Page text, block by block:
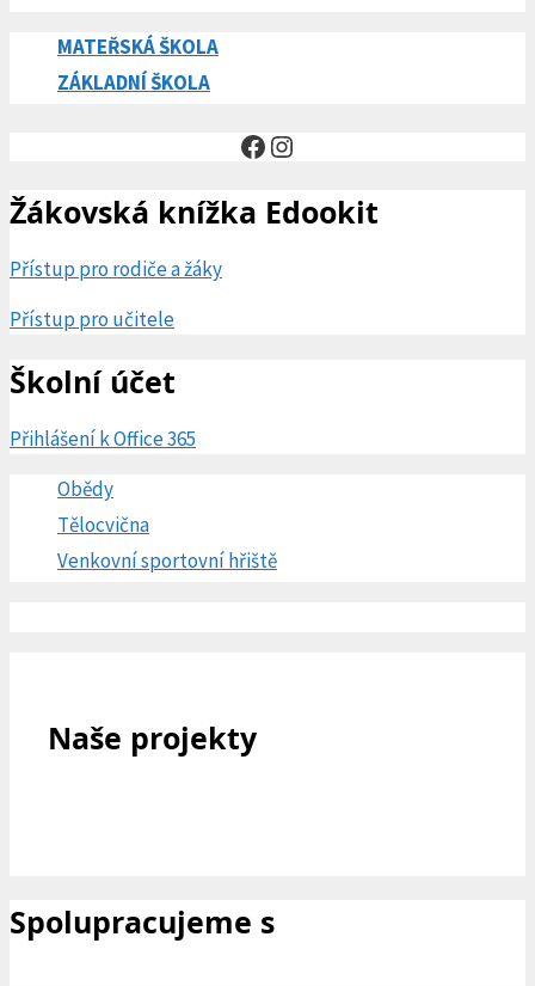
MATEŘSKÁ ŠKOLA
ZÁKLADNÍ ŠKOLA
Facebook
Instagram
Žákovská knížka Edookit
Přístup pro rodiče a žáky
Přístup pro učitele
Školní účet
Přihlášení k Office 365
Obědy
Tělocvična
Venkovní sportovní hřiště
Naše projekty
Spolupracujeme s